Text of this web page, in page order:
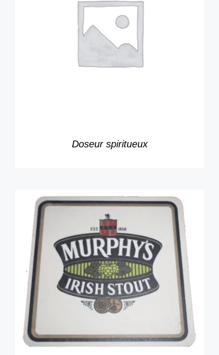
DÉTAILS
Doseur spiritueux
DÉTAILS